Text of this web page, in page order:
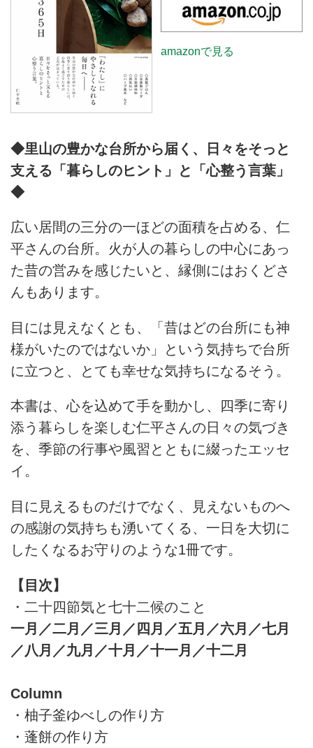
amazonで見る
◆里山の豊かな台所から届く、日々をそっと
支える「暮らしのヒント」と「心整う言葉」
◆
広い居間の三分の一ほどの面積を占める、仁
平さんの台所。火が人の暮らしの中心にあっ
た昔の営みを感じたいと、縁側にはおくどさ
んもあります。
目には見えなくとも、「昔はどの台所にも神
様がいたのではないか」という気持ちで台所
に立つと、とても幸せな気持ちになるそう。
本書は、心を込めて手を動かし、四季に寄り
添う暮らしを楽しむ仁平さんの日々の気づき
を、季節の行事や風習とともに綴ったエッセ
イ。
目に見えるものだけでなく、見えないものへ
の感謝の気持ちも湧いてくる、一日を大切に
したくなるお守りのような1冊です。
【目次】
・二十四節気と七十二候のこと
一月／二月／三月／四月／五月／六月／七月
／八月／九月／十月／十一月／十二月
Column
・柚子釜ゆべしの作り方
・蓬餅の作り方